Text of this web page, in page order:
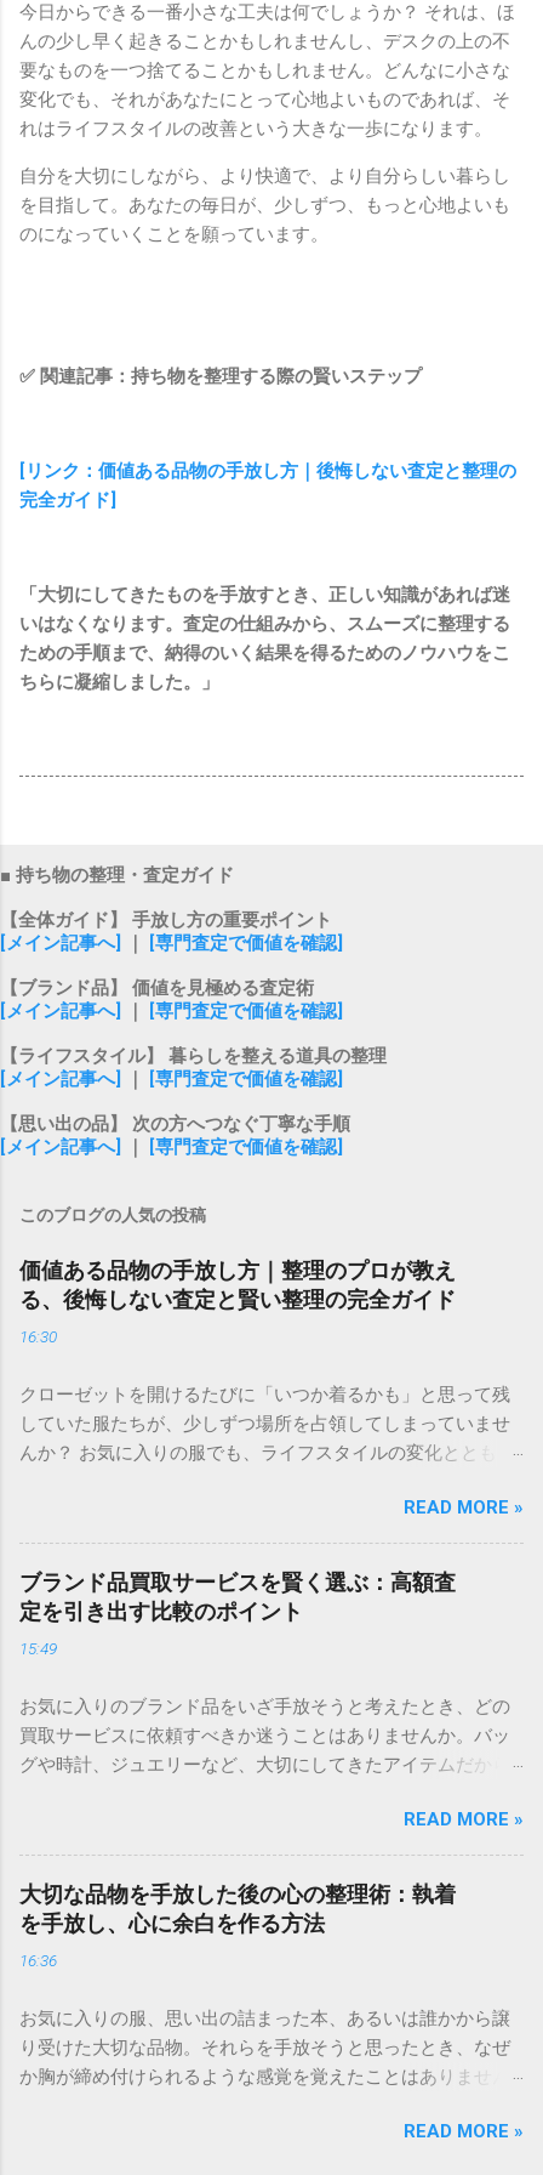
今日からできる一番小さな工夫は何でしょうか？ それは、ほ
んの少し早く起きることかもしれませんし、デスクの上の不
要なものを一つ捨てることかもしれません。どんなに小さな
変化でも、それがあなたにとって心地よいものであれば、そ
れはライフスタイルの改善という大きな一歩になります。
自分を大切にしながら、より快適で、より自分らしい暮らし
を目指して。あなたの毎日が、少しずつ、もっと心地よいも
のになっていくことを願っています。
✅ 関連記事：持ち物を整理する際の賢いステップ
[リンク：価値ある品物の手放し方｜後悔しない査定と整理の
完全ガイド]
「大切にしてきたものを手放すとき、正しい知識があれば迷
いはなくなります。査定の仕組みから、スムーズに整理する
ための手順まで、納得のいく結果を得るためのノウハウをこ
ちらに凝縮しました。」
■ 持ち物の整理・査定ガイド
【全体ガイド】 手放し方の重要ポイント
[メイン記事へ]
[専門査定で価値を確認]
【ブランド品】 価値を見極める査定術
[メイン記事へ]
[専門査定で価値を確認]
【ライフスタイル】 暮らしを整える道具の整理
[メイン記事へ]
[専門査定で価値を確認]
【思い出の品】 次の方へつなぐ丁寧な手順
[メイン記事へ]
[専門査定で価値を確認]
このブログの人気の投稿
価値ある品物の手放し方｜整理のプロが教え
る、後悔しない査定と賢い整理の完全ガイド
16:30
クローゼットを開けるたびに「いつか着るかも」と思って残
していた服たちが、少しずつ場所を占領してしまっていませ
んか？ お気に入りの服でも、ライフスタイルの変化ととも
ますよね。無理に捨てる必要はありませんが、新しい服を迎
えるスペースを空けておくと、日々の暮らしが驚くほど軽や
かになります。 もし、眠っている洋服を整えて手放すことを
検討されているなら、手軽に状態を確認できるサービスを利
用するのがおすすめです。 ＞ [自分に合った手放し方をチェ
ックしてみる] ＜ 家の中を見渡したとき、いつか使うかもし
れて、息苦しさを感じていませんか。ものは本来、私たちが
より快適に暮らすために存在するはずです。しかし、増えす
ぎた持ち物は、時に心の重荷や生活スペースの圧迫という形
ものに変えるためには、持ち物を整理し、今の自分に本当に
必要なものを選び取ることが大切です。この記事では、大切
にしてきた品物を手放す際の心構えから、後悔しない査定の
コツ、そして整理を前向きな習慣にするための具体的なステ
自身の価値観を再確認し、これからの時間をより豊かに過ご
すための「選択のプロセス」です。 持ち物を手放すことで得
られる心理的メリット 多くのものに囲まれていると、私たち
の脳は常に無意識の情報を処理し続け、知らず知らずのうち
に疲労を蓄積させてしまいます。不要なものを手放すと、視
READ MORE »
ブランド品買取サービスを賢く選ぶ：高額査
定を引き出す比較のポイント
15:49
お気に入りのブランド品をいざ手放そうと考えたとき、どの
買取サービスに依頼すべきか迷うことはありませんか。バッ
グや時計、ジュエリーなど、大切にしてきたアイテムだから
とです。 しかし、買取店によって査定基準や得意とするブラ
ンドは大きく異なります。「どこに頼んでも同じ」と思って
適当に選んでしまうと、本来の価値よりも低い金額で手放す
ことになりかねません。 この記事では、ブランド品買取サー
ビスを比較する際に注目すべき具体的なポイントと、あなた
に最適なサービスを見つけるための選び方を詳しく解説しま
者が存在しますが、その中から信頼できる店舗を見極めるた
めには、以下の3つの指標をチェックすることが大切です。 1.
得意分野とブランドの専門性 買取店にはそれぞれ「強み」が
く評価する店舗、あるいは特定のブランドに特化した専門店
READ MORE »
大切な品物を手放した後の心の整理術：執着
を手放し、心に余白を作る方法
16:36
お気に入りの服、思い出の詰まった本、あるいは誰かから譲
り受けた大切な品物。それらを手放そうと思ったとき、なぜ
か胸が締め付けられるような感覚を覚えたことはありません
の心と向き合う深いプロセスです。 「いつか使うかもしれな
READ MORE »